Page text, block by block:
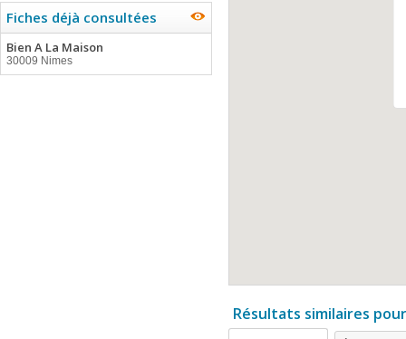
Fiches déjà consultées
Bien A La Maison
30009 Nimes
Résultats similaires